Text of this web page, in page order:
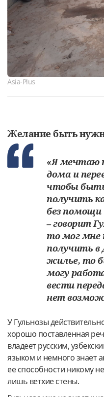
Asia-Plus
Желание быть
«Я мечтаю
дома и
чтобы
получить
без помощи
– говорит
то мог мне
получить в
жилье, то
могу
вести
нет
У Гульнозы
хорошо поставленная
владеет русским,
языком и немного знает
ее способности никому
лишь ветхие стены.